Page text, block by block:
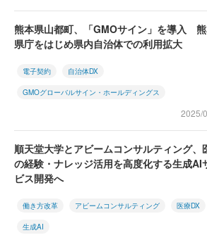
熊本県山都町、「GMOサイン」を導入
県庁をはじめ県内自治体での利用拡大
電子契約 自治体DX
GMOグローバルサイン・ホールディングス
2025/
順天堂大学とアビームコンサルティング、
の経験・ナレッジ活用を高度化する生成AI
ビス開発へ
働き方改革 アビームコンサルティング 医療DX
生成AI